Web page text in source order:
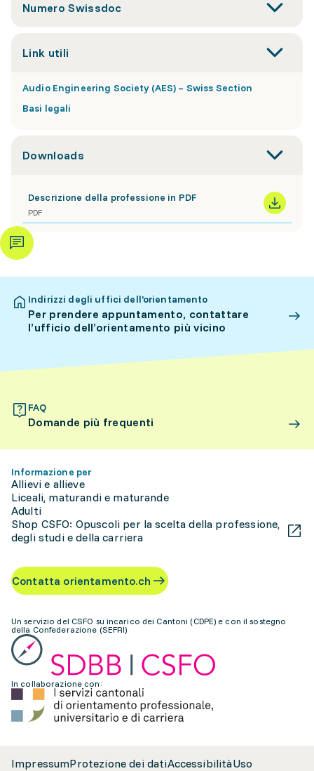
Numero Swissdoc
Link utili
Audio Engineering Society (AES) – Swiss Section
Basi legali
Downloads
Descrizione della professione in PDF
PDF
Indirizzi degli uffici dell’orientamento
Per prendere appuntamento, contattare
l’ufficio dell’orientamento più vicino
FAQ
Domande più frequenti
Informazione per
Allievi e allieve
Liceali, maturandi e maturande
Adulti
Shop CSFO: Opuscoli per la scelta della professione,
degli studi e della carriera
Contatta orientamento.ch
Un servizio del CSFO su incarico dei Cantoni (CDPE) e con il sostegno
della Confederazione (SEFRI)
In collaborazione con:
ImpressumProtezione dei datiAccessibilitàUso